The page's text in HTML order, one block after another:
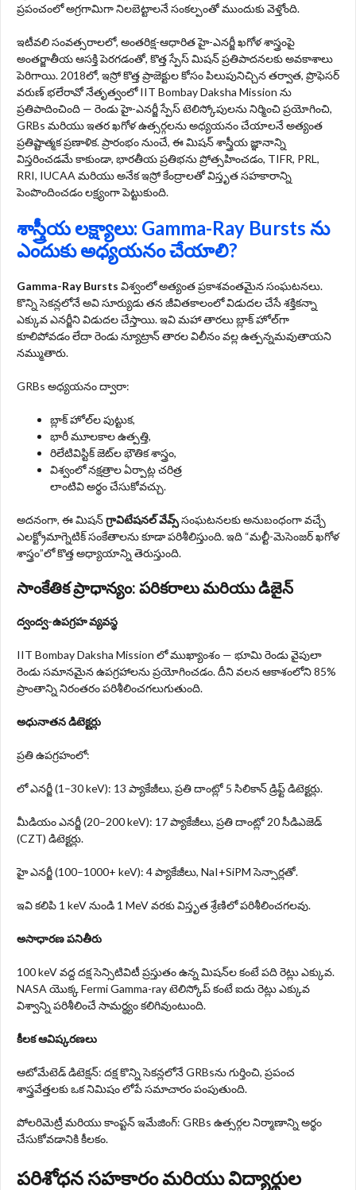
ప్రపంచంలో అగ్రగామిగా నిలబెట్టాలనే సంకల్పంతో ముందుకు వెళ్తోంది.
ఇటీవలి సంవత్సరాలలో, అంతరిక్ష-ఆధారిత హై-ఎనర్జీ ఖగోళ శాస్త్రంపై
అంతర్జాతీయ ఆసక్తి పెరగడంతో, కొత్త స్పేస్ మిషన్ ప్రతిపాదనలకు అవకాశాలు
పెరిగాయి. 2018లో, ఇస్రో కొత్త ప్రాజెక్టుల కోసం పిలుపునిచ్చిన తర్వాత, ప్రొఫెసర్
వరుణ్ భలేరావో నేతృత్వంలో IIT Bombay Daksha Mission ను
ప్రతిపాదించింది — రెండు హై-ఎనర్జీ స్పేస్ టెలిస్కోపులను నిర్మించి ప్రయోగించి,
GRBs మరియు ఇతర ఖగోళ ఉత్సర్గలను అధ్యయనం చేయాలనే అత్యంత
ప్రతిష్టాత్మక ప్రణాళిక. ప్రారంభం నుంచే, ఈ మిషన్ శాస్త్రీయ జ్ఞానాన్ని
విస్తరించడమే కాకుండా, భారతీయ ప్రతిభను ప్రోత్సహించడం, TIFR, PRL,
RRI, IUCAA మరియు అనేక ఇస్రో కేంద్రాలతో విస్తృత సహకారాన్ని
పెంపొందించడం లక్ష్యంగా పెట్టుకుంది.
శాస్త్రీయ లక్ష్యాలు: Gamma-Ray Bursts ను
ఎందుకు అధ్యయనం చేయాలి?
Gamma-Ray Bursts విశ్వంలో అత్యంత ప్రకాశవంతమైన సంఘటనలు.
కొన్ని సెకన్లలోనే అవి సూర్యుడు తన జీవితకాలంలో విడుదల చేసే శక్తికన్నా
ఎక్కువ ఎనర్జీని విడుదల చేస్తాయి. ఇవి మహా తారలు బ్లాక్ హోల్‌గా
కూలిపోవడం లేదా రెండు న్యూట్రాన్ తారల విలీనం వల్ల ఉత్పన్నమవుతాయని
నమ్ముతారు.
GRBs అధ్యయనం ద్వారా:
బ్లాక్ హోల్‌ల పుట్టుక,
భారీ మూలకాల ఉత్పత్తి,
రిలేటివిస్టిక్ జెట్‌ల భౌతిక శాస్త్రం,
విశ్వంలో నక్షత్రాల ఏర్పాట్ల చరిత్ర
లాంటివి అర్థం చేసుకోవచ్చు.
అదనంగా, ఈ మిషన్గ్రావిటేషనల్ వేవ్స్సంఘటనలకు అనుబంధంగా వచ్చే
ఎలక్ట్రోమాగ్నెటిక్ సంకేతాలను కూడా పరిశీలిస్తుంది. ఇది “మల్టీ-మెసెంజర్ ఖగోళ
శాస్త్రం”లో కొత్త అధ్యాయాన్ని తెరుస్తుంది.
సాంకేతిక ప్రాధాన్యం: పరికరాలు మరియు డిజైన్
ద్వంద్వ-ఉపగ్రహ వ్యవస్థ
IIT Bombay Daksha Mission లో ముఖ్యాంశం — భూమి రెండు వైపులా
రెండు సమానమైన ఉపగ్రహాలను ప్రయోగించడం. దీని వలన ఆకాశంలోని 85%
ప్రాంతాన్ని నిరంతరం పరిశీలించగలుగుతుంది.
అధునాతన డిటెక్టర్లు
ప్రతి ఉపగ్రహంలో:
లో ఎనర్జీ (1–30 keV): 13 ప్యాకేజీలు, ప్రతి దాంట్లో 5 సిలికాన్ డ్రిఫ్ట్ డిటెక్టర్లు.
మీడియం ఎనర్జీ (20–200 keV): 17 ప్యాకేజీలు, ప్రతి దాంట్లో 20 సీడిఎజెడ్
(CZT) డిటెక్టర్లు.
హై ఎనర్జీ (100–1000+ keV): 4 ప్యాకేజీలు, NaI+SiPM సెన్సార్లతో.
ఇవి కలిపి 1 keV నుండి 1 MeV వరకు విస్తృత శ్రేణిలో పరిశీలించగలవు.
అసాధారణ పనితీరు
100 keV వద్ద దక్ష సెన్సిటివిటీ ప్రస్తుతం ఉన్న మిషన్‌ల కంటే పది రెట్లు ఎక్కువ.
NASA యొక్క Fermi Gamma-ray టెలిస్కోప్ కంటే ఐదు రెట్లు ఎక్కువ
విశ్వాన్ని పరిశీలించే సామర్థ్యం కలిగివుంటుంది.
కీలక ఆవిష్కరణలు
ఆటోమేటెడ్ డిటెక్షన్: దక్ష కొన్ని సెకన్లలోనే GRBs‌ను గుర్తించి, ప్రపంచ
శాస్త్రవేత్తలకు ఒక నిమిషం లోపే సమాచారం పంపుతుంది.
పోలరిమెట్రీ మరియు కాంప్టన్ ఇమేజింగ్: GRBs ఉత్సర్గల నిర్మాణాన్ని అర్థం
చేసుకోవడానికి కీలకం.
పరిశోధన సహకారం మరియు విద్యార్థుల